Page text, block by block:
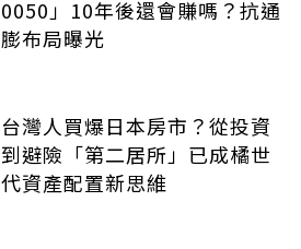
0050」10年後還會賺嗎？抗通
膨布局曝光
台灣人買爆日本房市？從投資
到避險「第二居所」已成橘世
代資產配置新思維